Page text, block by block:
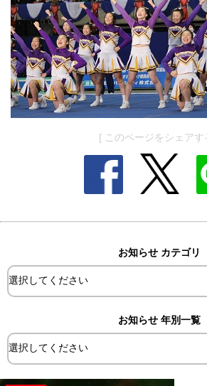
[ このページをシェアす
お知らせ カテゴリ
お知らせ 年別一覧